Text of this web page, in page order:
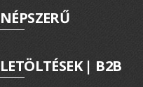
NÉPSZERŰ
LETÖLTÉSEK | B2B